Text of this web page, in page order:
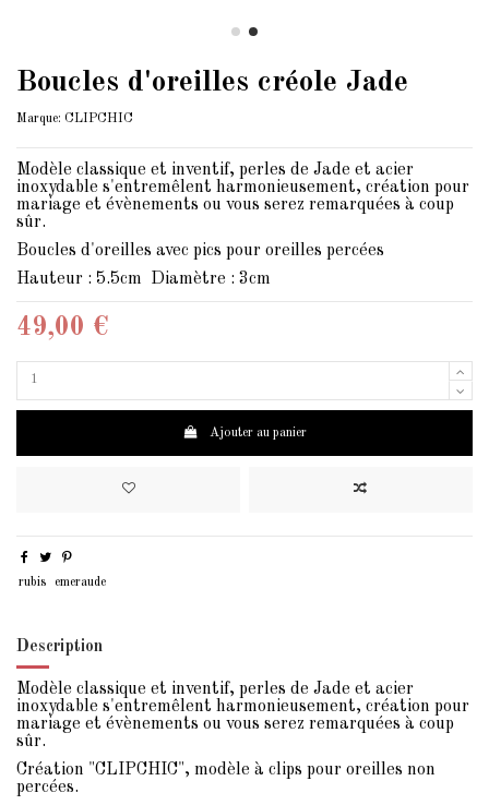
Boucles d'oreilles créole Jade
Marque: CLIPCHIC
Modèle classique et inventif, perles de Jade et acier
inoxydable s'entremêlent harmonieusement, création pour
mariage et évènements ou vous serez remarquées à coup
sûr.
Boucles d'oreilles avec pics pour oreilles percées
Hauteur : 5.5cm Diamètre : 3cm
49,00 €
Ajouter au panier
rubis emeraude
Description
Modèle classique et inventif, perles de Jade et acier
inoxydable s'entremêlent harmonieusement, création pour
mariage et évènements ou vous serez remarquées à coup
sûr.
Création "CLIPCHIC", modèle à clips pour oreilles non
percées.